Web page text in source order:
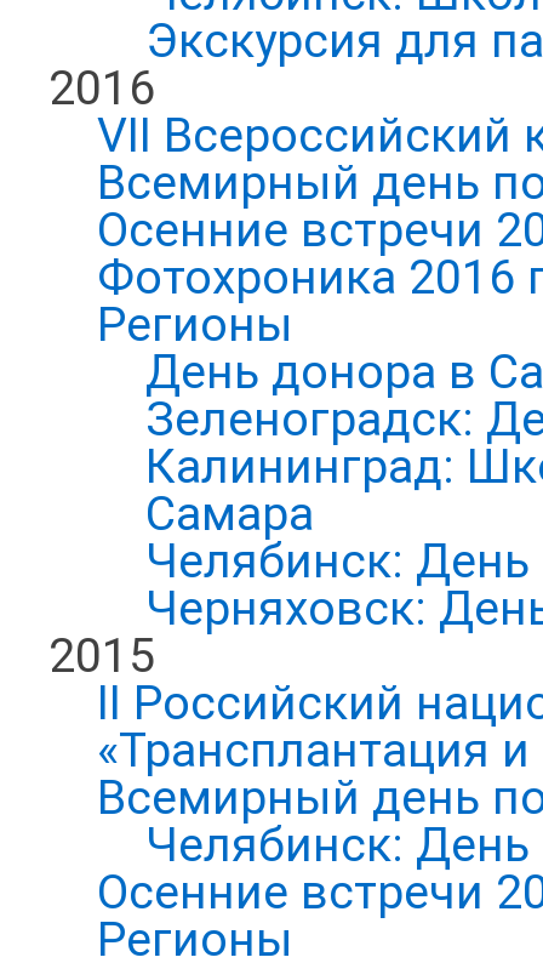
Экскурсия для
2016
VII Всероссийский
Всемирный день
Осенние встречи
Фотохроника 2016
Регионы
День донора в
Зеленоградск:
Калининград:
Самара
Челябинск: День
Черняховск:
2015
II Российский
«Трансплантация
Всемирный день
Челябинск: День
Осенние встречи
Регионы